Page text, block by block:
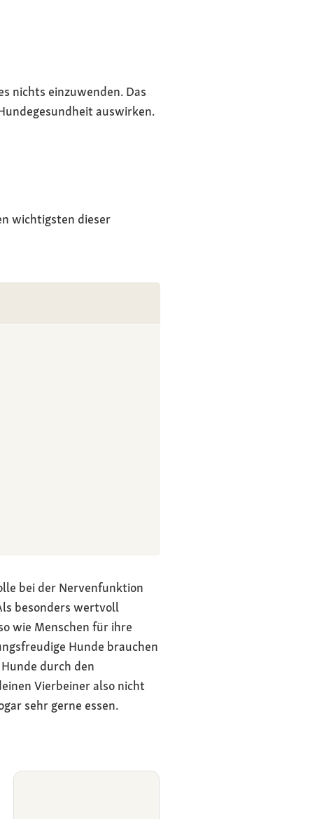
nichts einzuwenden. Das
auswirken.
wichtigsten dieser
bei der Nervenfunktion
besonders wertvoll
wie Menschen für ihre
Hunde brauchen
durch den
Vierbeiner also nicht
sehr gerne essen.